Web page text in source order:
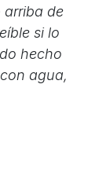
arriba de
si lo
hecho
agua,